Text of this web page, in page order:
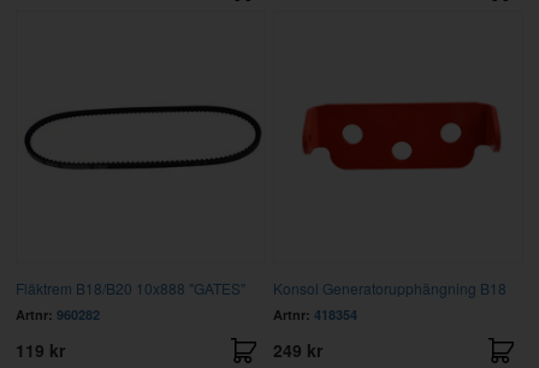
Fläktrem B18/B20 10x888 "GATES"
Artnr: 960282
119 kr
Konsol Generatorupphängning B18
Artnr: 418354
249 kr